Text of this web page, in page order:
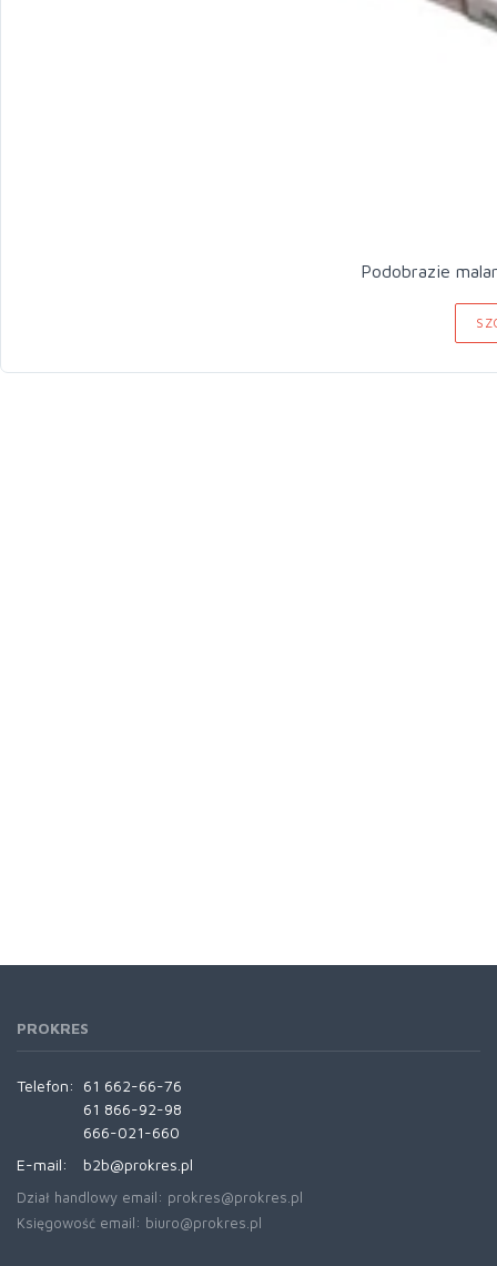
Podobrazie
PROKRES
Telefon:
61 662-66-76
61 866-92-98
666-021-660
E-mail:
b2b@prokres.pl
Dział handlowy email: prokres@prokres.pl
Księgowość email: biuro@prokres.pl